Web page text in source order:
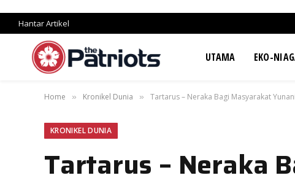
Hantar Artikel
UTAMA EKO-
Home » Kronikel Dunia » Tartarus – Neraka Bagi Masyarakat
KRONIKEL DUNIA
Tartarus – Neraka